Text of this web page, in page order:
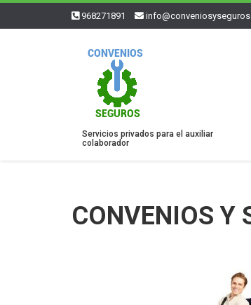
968271891
Servicios privados para el auxiliar
colaborador
CONVENIOS Y